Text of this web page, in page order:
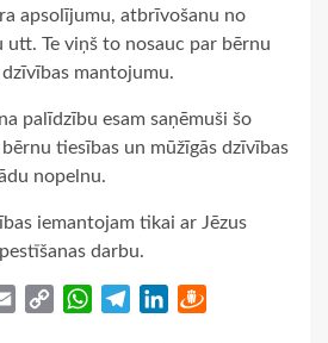
apsolījumu, atbrīvošanu no
utt. Te viņš to nosauc par bērnu
mantojumu.
palīdzību esam saņēmuši šo
tiesības un mūžīgās dzīvības
nopelnu.
iemantojam tikai ar Jēzus
darbu.
Email
Copy
WhatsApp
TelegramLinkedIn